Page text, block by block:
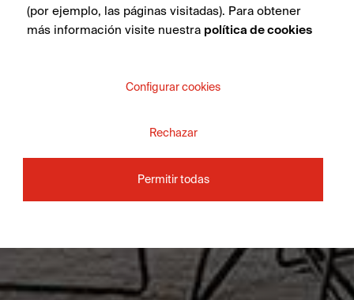
(por ejemplo, las páginas visitadas). Para obtener
más información visite nuestra política de cookies
Configurar cookies
Rechazar
Permitir todas